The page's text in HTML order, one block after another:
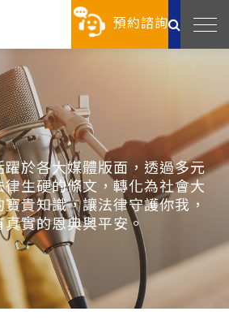
預約諮詢
於各大媒體版面，透過多元
生硬的條文，轉化為社會大
貴知識，讓法律守護你我，
實的恩典與平安。